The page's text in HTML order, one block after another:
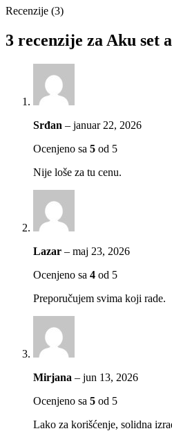
Recenzije (3)
3 recenzije za Aku set
Srđan – januar 22, 2026
Ocenjeno sa 5 od 5
Nije loše za tu cenu.
Lazar – maj 23, 2026
Ocenjeno sa 4 od 5
Preporučujem svima koji rade.
Mirjana – jun 13, 2026
Ocenjeno sa 5 od 5
Lako za korišćenje, solidna